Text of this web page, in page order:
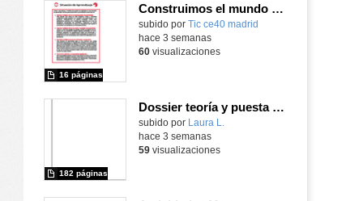
Construimos el mundo con LEGO
subido por Tic ce40 madrid
16 páginas
hace 3 semanas
60visualizaciones
Dossier teoría y puesta en práctica Äprendizaje Basado en Juegos en Educación Infantil y Primaria
Contenido educativo.
subido por Laura L.
182 páginas
hace 3 semanas
59visualizaciones